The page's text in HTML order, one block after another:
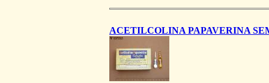
ACETILCOLINA PAPAVERINA